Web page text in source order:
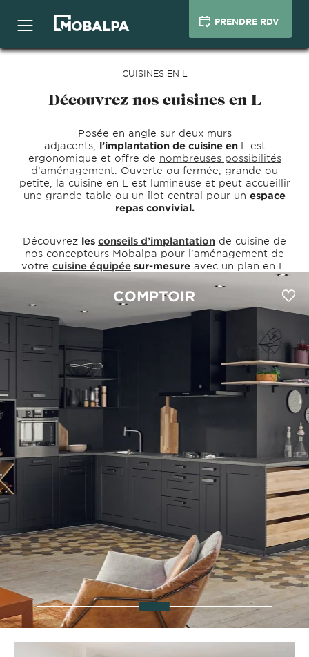
PRENDRE RDV
CUISINES EN L
Découvrez nos cuisines en L
Posée en angle sur deux murs
adjacents, l’implantation de cuisine en L est
ergonomique et offre de nombreuses possibilités
d’aménagement . Ouverte ou fermée, grande ou
petite, la cuisine en L est lumineuse et peut accueillir
une grande table ou un îlot central pour un espace
repas convivial.
Découvrez les conseils d’implantation de cuisine de
nos concepteurs Mobalpa pour l’aménagement de
votre cuisine équipée sur-mesure avec un plan en L.
COMPTOIR